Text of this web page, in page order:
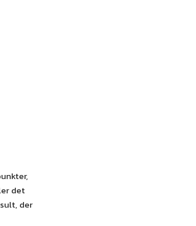
det
der